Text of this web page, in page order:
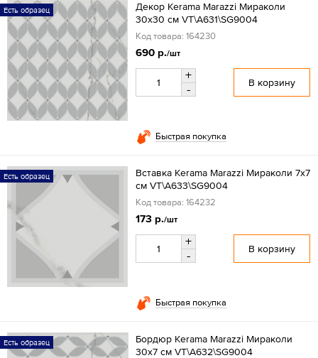
Есть образец
Декор Kerama Marazzi Мираколи
30x30 см VT\A631\SG9004
Код товара: 164230
690 р./шт
+
-
В корзину
Быстрая покупка
Есть образец
Вставка Kerama Marazzi Мираколи 7x7
см VT\A633\SG9004
Код товара: 164232
173 р./шт
+
-
В корзину
Быстрая покупка
Есть образец
Бордюр Kerama Marazzi Мираколи
30x7 см VT\A632\SG9004